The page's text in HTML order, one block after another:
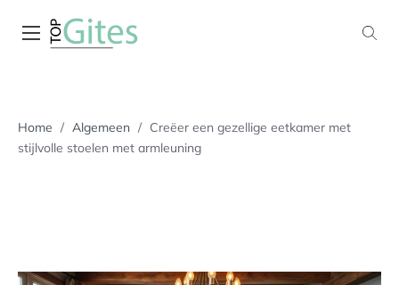
Home / Algemeen / Creëer een gezellige eetkamer met
stijlvolle stoelen met armleuning